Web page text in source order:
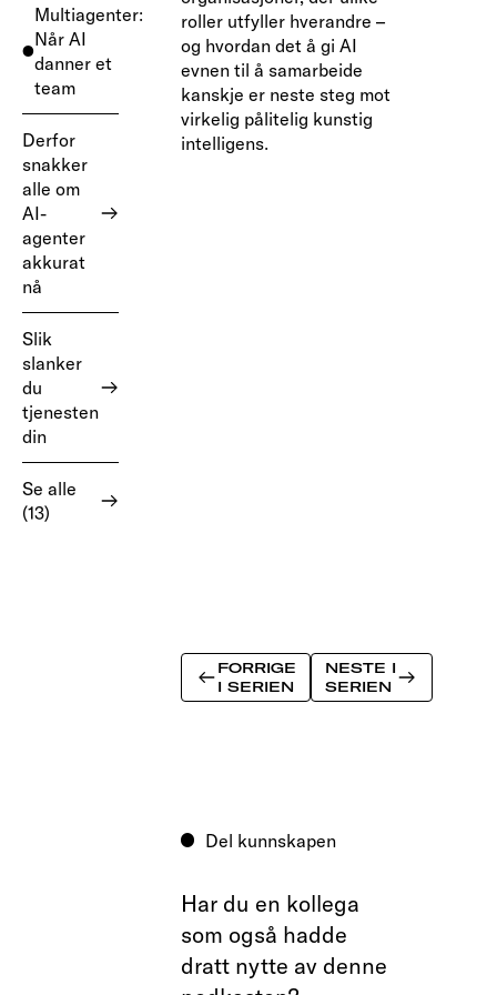
Multiagenter:
Når AI
danner et
team
Derfor
snakker
alle om
AI-
agenter
akkurat
nå
Slik
slanker
du
tjenesten
din
Se alle
(13)
roller utfyller hverandre –
og hvordan det å gi AI
evnen til å samarbeide
kanskje er neste steg mot
virkelig pålitelig kunstig
intelligens.
FORRIGE
I SERIEN
NESTE I
SERIEN
Del kunnskapen
Har du en kollega
som også hadde
dratt nytte av denne